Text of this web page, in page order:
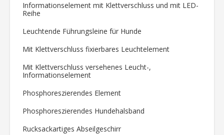
Informationselement mit Klettverschluss und mit LED-
Reihe
Leuchtende Führungsleine für Hunde
Mit Klettverschluss fixierbares Leuchtelement
Mit Klettverschluss versehenes Leucht-,
Informationselement
Phosphoreszierendes Element
Phosphoreszierendes Hundehalsband
Rucksackartiges Abseilgeschirr